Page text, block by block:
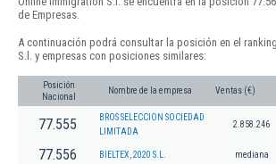
de Empresas.
A continuación podrá consultar la posición en el
S.l. y empresas con posiciones similares:
Posición
Nacional
Nombre de la empresa Ventas (€)
77.555
BROS SELECCION SOCIEDAD
LIMITADA
2.858.246
77.556 BIELTEX, 2020 S.L. mediana